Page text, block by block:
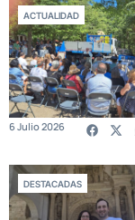
ACTUALIDAD
6 Julio 2026
DESTACADAS